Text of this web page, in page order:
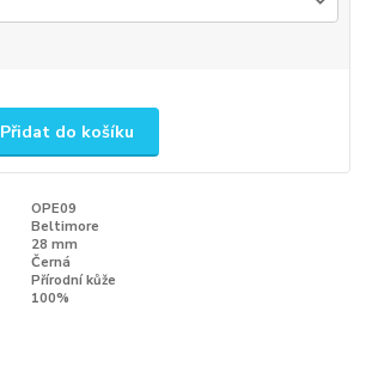
Přidat do košíku
OPE09
Beltimore
28 mm
Černá
Přírodní kůže
100%